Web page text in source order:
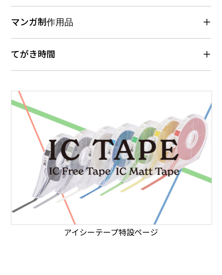
マンガ制作用品
てがき時間
アイシーテープ特設ページ